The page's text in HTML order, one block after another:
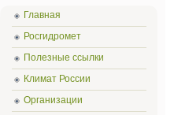
Главная
Росгидромет
Полезные ссылки
Климат России
Организации